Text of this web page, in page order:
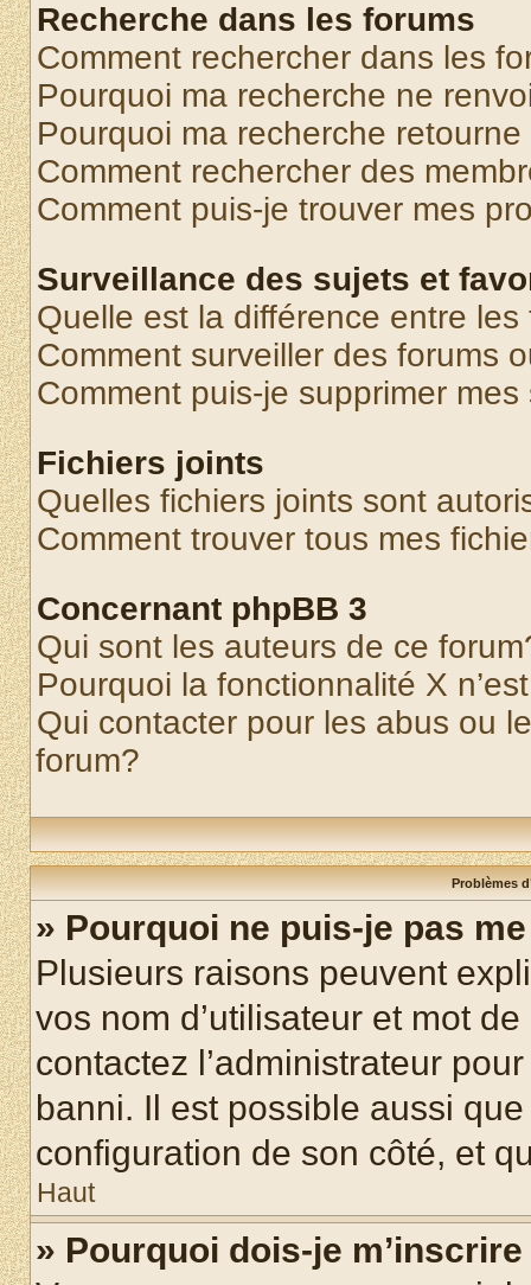
Recherche dans les forums
Comment rechercher dans les
Pourquoi ma recherche ne
Pourquoi ma recherche
Comment rechercher des
Comment puis-je trouver mes
Surveillance des sujets et
Quelle est la différence entre
Comment surveiller des forums
Comment puis-je supprimer
Fichiers joints
Quelles fichiers joints sont
Comment trouver tous mes
Concernant phpBB 3
Qui sont les auteurs de ce
Pourquoi la fonctionnalité X
Qui contacter pour les abus ou
forum?
Problèmes
» Pourquoi ne puis-je pas
Plusieurs raisons peuvent
vos nom d’utilisateur et mot
contactez l’administrateur
banni. Il est possible aussi
configuration de son côté, et
Haut
» Pourquoi dois-je